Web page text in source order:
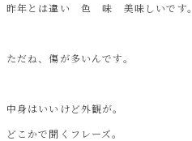
昨年とは違い 色 味 美味しいです。
ただね、傷が多いんです。
中身はいいけど外観が。
どこかで聞くフレーズ。